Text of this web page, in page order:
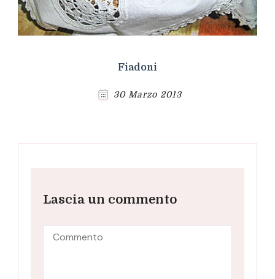
Fiadoni
30 Marzo 2013
Lascia un commento